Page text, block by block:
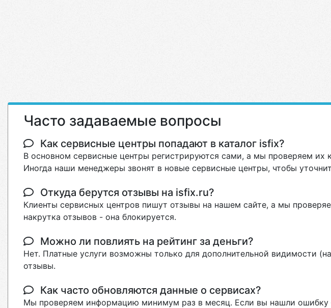
Часто задаваемые вопросы
Как сервисные центры попадают в каталог isfix?
В основном сервисные центры регистрируются сами, а мы проверяем
Иногда наши менеджеры звонят в новые сервисные центры, чтобы
Откуда берутся отзывы на isfix.ru?
Клиенты сервисных центров пишут отзывы на нашем сайте, а мы
накрутка отзывов - она блокируется.
Можно ли повлиять на рейтинг за деньги?
Нет. Платные услуги возможны только для дополнительной видимости
отзывы.
Как часто обновляются данные о сервисах?
Мы проверяем информацию минимум раз в месяц. Если вы нашли